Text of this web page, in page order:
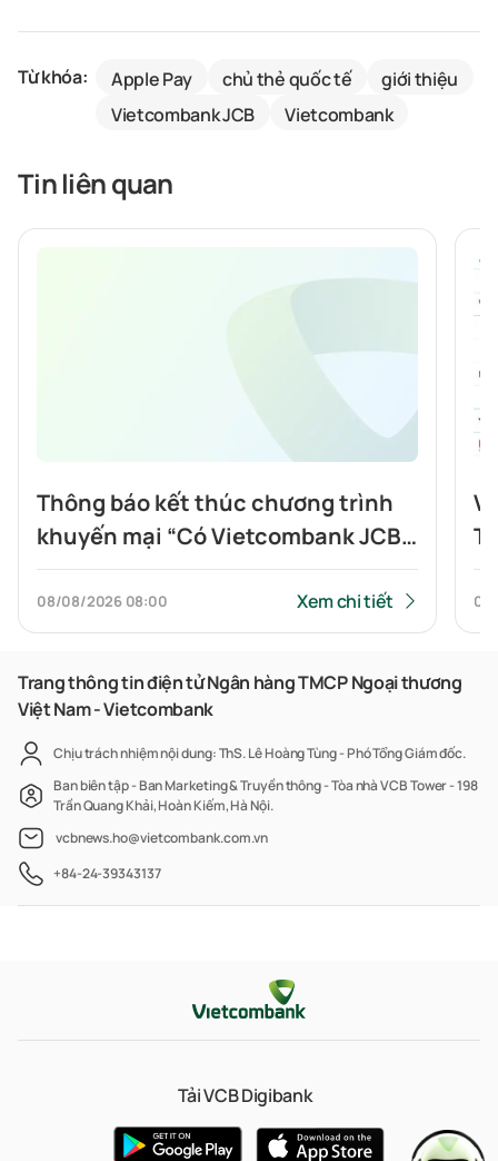
Từ khóa: Apple Pay chủ thẻ quốc tế
giới thiệu
Vietcombank JCB​
Vietcombank
Tin liên quan
Thông báo kết thúc chương trình
khuyến mại “Có Vietcombank JCB,
Highlands nửa giá”
08/08/2026 08:00 Xem chi tiết
Trang thông tin điện tử Ngân hàng TMCP Ngoại thương
Việt Nam - Vietcombank
Chịu trách nhiệm nội dung: ThS. Lê Hoàng Tùng - Phó Tổng Giám đốc.
Ban biên tập - Ban Marketing & Truyền thông - Tòa nhà VCB Tower - 198
Trần Quang Khải, Hoàn Kiếm, Hà Nội.
vcbnews.ho@vietcombank.com.vn
+84-24-39343137
Tải VCB Digibank